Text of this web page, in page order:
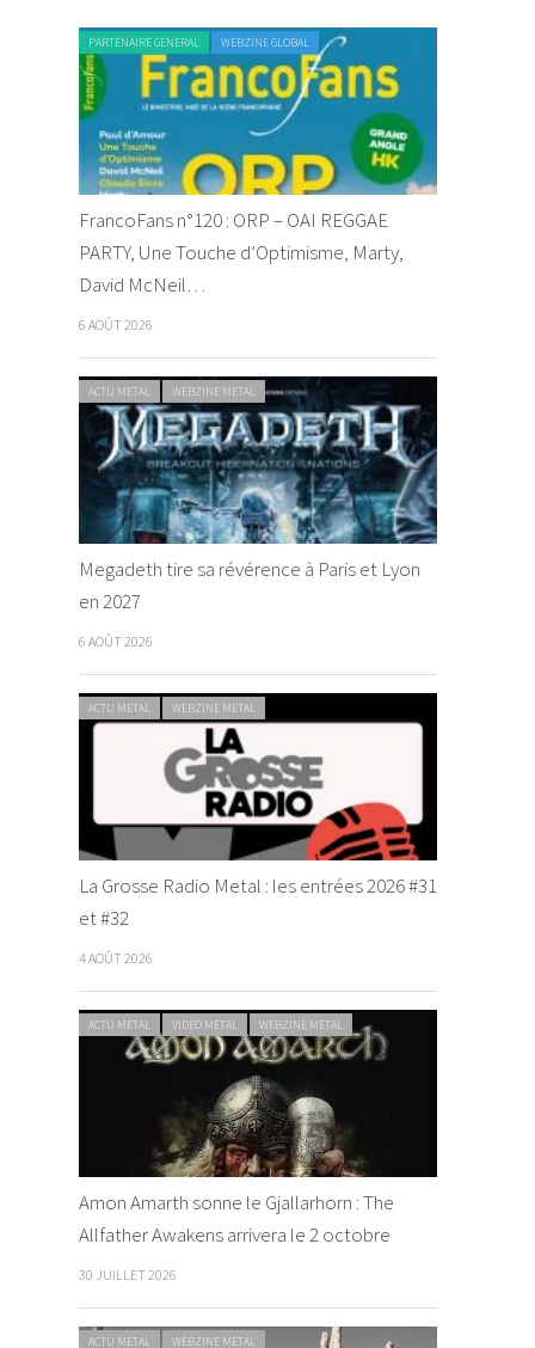
PARTENAIRE GENERAL WEBZINE GLOBAL
FrancoFans n°120 : ORP – OAI REGGAE
PARTY, Une Touche d’Optimisme, Marty,
David McNeil…
6 AOÛT 2026
ACTU METAL WEBZINE METAL
Megadeth tire sa révérence à Paris et Lyon
en 2027
6 AOÛT 2026
ACTU METAL WEBZINE METAL
La Grosse Radio Metal : les entrées 2026 #31
et #32
4 AOÛT 2026
ACTU METAL VIDEO METAL WEBZINE METAL
Amon Amarth sonne le Gjallarhorn : The
Allfather Awakens arrivera le 2 octobre
30 JUILLET 2026
ACTU METAL WEBZINE METAL